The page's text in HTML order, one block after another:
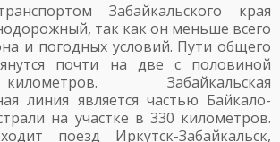
Забайкальского края
так как он меньше всего
и погодных условий. Пути общего
почти на две с половиной
Забайкальская
линия является частью Байкало-
на участке в 330 километров.
поезд Иркутск-Забайкальск,